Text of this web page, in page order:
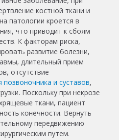
костной ткани и
патологии кроется в
что приводит к сбоям
К факторам риска,
развитие болезни,
длительный прием
отсутствие
позвоночника и суставов,
Поскольку при некрозе
ткани, пациент
конечности. Вернуть
передвижению
путем.